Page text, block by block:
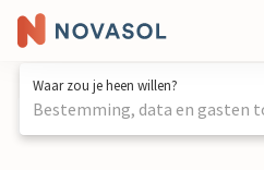
Waar zou je heen willen?
Bestemming, data en gasten
1 / 19